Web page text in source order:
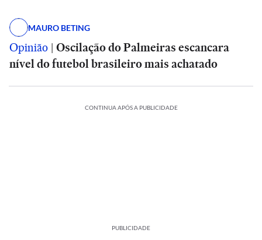
MAURO BETING
Opinião | Oscilação do Palmeiras escancara
nível do futebol brasileiro mais achatado
CONTINUA APÓS A PUBLICIDADE
PUBLICIDADE